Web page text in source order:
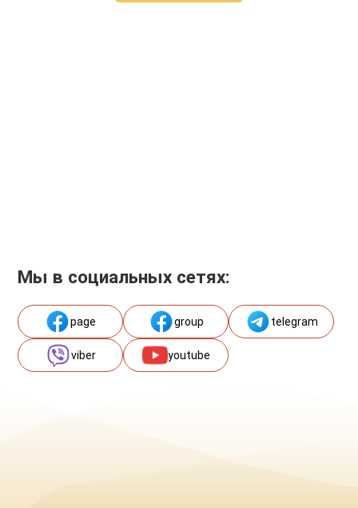
Мы в социальных сетях:
page group telegram
viber youtube